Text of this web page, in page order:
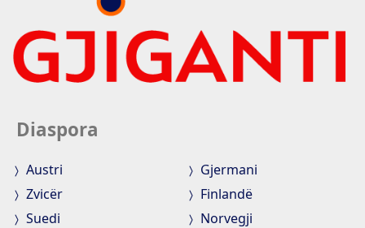
Diaspora
Austri
Gjermani
Zvicër
Finlandë
Suedi
Norvegji